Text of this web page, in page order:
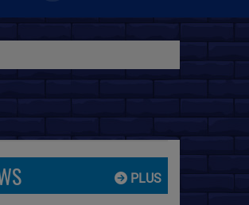
PLUS